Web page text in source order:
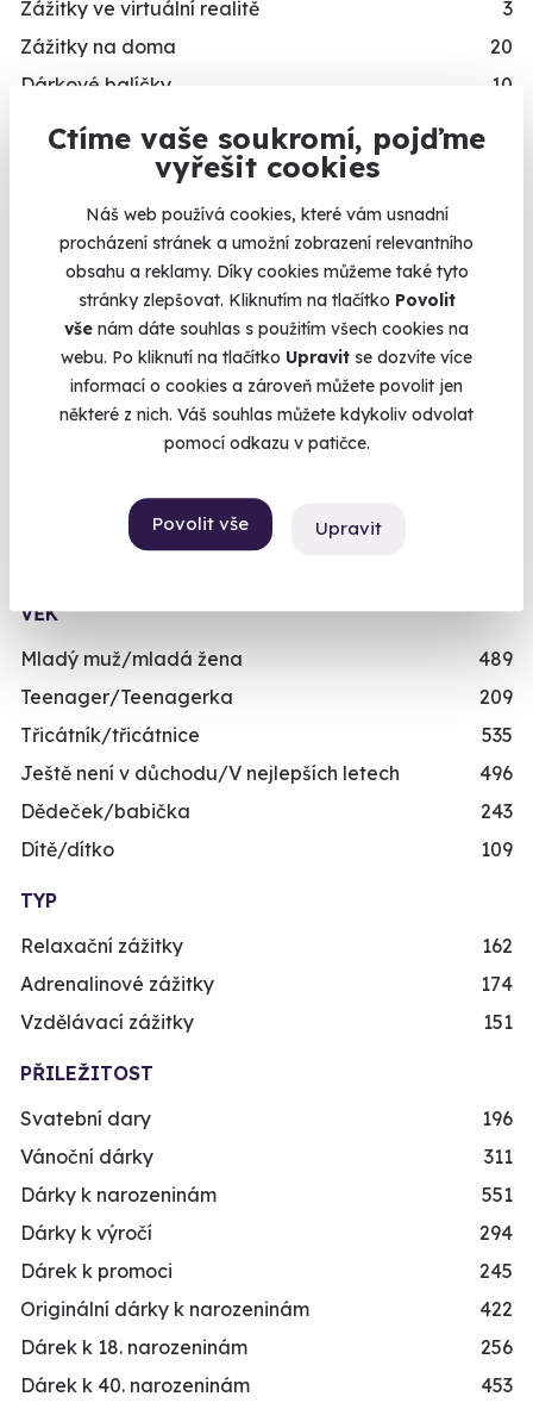
Ctíme vaše soukromí, pojďme
vyřešit cookies
Náš web používá cookies, které vám usnadní
procházení stránek a umožní zobrazení relevantního
obsahu a reklamy. Díky cookies můžeme také tyto
stránky zlepšovat. Kliknutím na tlačítko Povolit
vše nám dáte souhlas s použitím všech cookies na
webu. Po kliknutí na tlačítko Upravit se dozvíte více
informací o cookies a zároveň můžete povolit jen
některé z nich. Váš souhlas můžete kdykoliv odvolat
pomocí odkazu v patičce.
Povolit vše Upravit
Kalendář volných
termínů
Termíny pro zvolenou variantu:
Chcete rezervovat termín?
Objednat poukaz
rezervujte vy nebo obdarovaný později.
Již mám poukaz
Zážitky ve virtuální realitě
3
Zážitky na doma
20
Dárkové balíčky
10
Simulátory
Exkluzivně u Zážitky.cz
PRO KOHO
Dárky pro muže
Dárky pro ženy
Dárky pro dva
Skupinové zážitky
Nejprodávanější dárky pro muže
VĚK
Mladý muž/mladá žena
489
Teenager/Teenagerka
209
Třicátník/třicátnice
535
Ještě není v důchodu/V nejlepších letech
496
Dědeček/babička
243
Dítě/dítko
109
TYP
Relaxační zážitky
162
Adrenalinové zážitky
174
Vzdělávací zážitky
151
PŘILEŽITOST
Svatební dary
196
Vánoční dárky
311
Dárky k narozeninám
551
Dárky k výročí
294
Dárek k promoci
245
Originální dárky k narozeninám
422
Dárek k 18. narozeninám
256
Dárek k 40. narozeninám
453